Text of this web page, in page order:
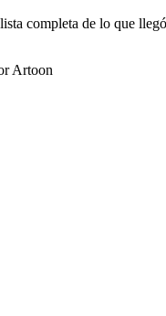
completa de lo que
Artoon